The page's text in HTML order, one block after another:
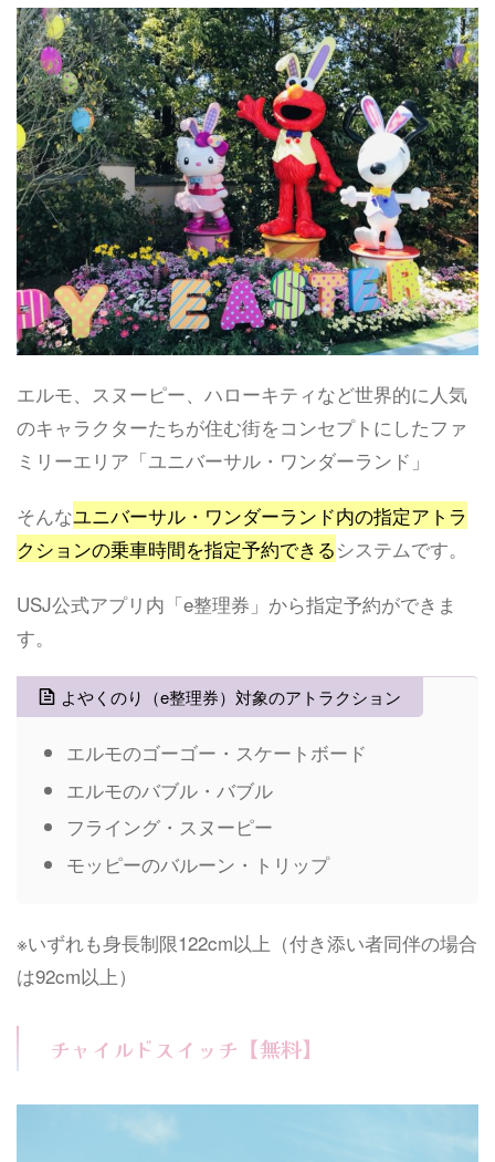
エルモ、スヌーピー、ハローキティなど世界的に人気
のキャラクターたちが住む街をコンセプトにしたファ
ミリーエリア「ユニバーサル・ワンダーランド」
そんなユニバーサル・ワンダーランド内の指定アトラ
クションの乗車時間を指定予約できるシステムです。
USJ公式アプリ内「e整理券」から指定予約ができま
す。
よやくのり（e整理券）対象のアトラクション
エルモのゴーゴー・スケートボード
エルモのバブル・バブル
フライング・スヌーピー
モッピーのバルーン・トリップ
※いずれも身長制限122cm以上（付き添い者同伴の場合
は92cm以上）
チャイルドスイッチ【無料】